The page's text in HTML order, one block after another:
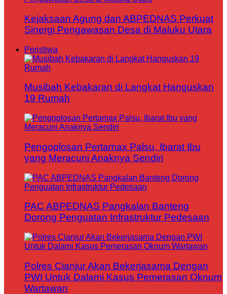
Kejaksaan Agung dan ABPEDNAS Perkuat
Sinergi Pengawasan Desa di Maluku Utara
Peristiwa
Musibah Kebakaran di Langkat Hanguskan
19 Rumah
Pengoplosan Pertamax Palsu, Ibarat Ibu
yang Meracuni Anaknya Sendiri
PAC ABPEDNAS Pangkalan Banteng
Dorong Penguatan Infrastruktur Pedesaan
Polres Cianjur Akan Bekerjasama Dengan
PWI Untuk Dalami Kasus Pemerasan Oknum
Wartawan